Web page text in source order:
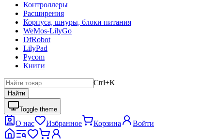
Контроллеры
Расширения
Корпуса, шнуры, блоки питания
WeMos-LilyGo
DfRobot
LilyPad
Pycom
Книги
Ctrl+K
Найти
Toggle theme
О нас Избранное Корзина Войти